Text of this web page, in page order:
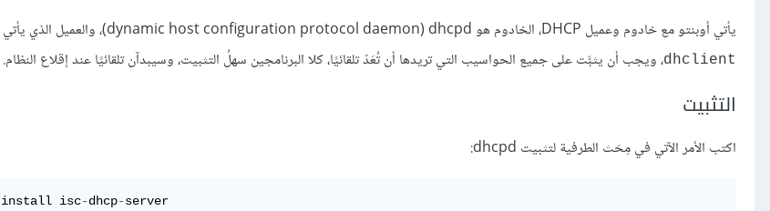
يأتي أوبنتو مع خادوم وعميل DHCP، الخادوم هو dhcpd‏ (dynamic host configuration protocol daemon)، والعميل الذي يأتي مع أوبنتو هو
dhclient، ويجب أن يثبَّت على جميع الحواسيب التي تريدها أن تُعَدّ تلقائيًا، كلا البرنامجين سهلُ التثبيت، وسيبدآن تلقائيًا عند إقلاع النظام.
التثبيت
اكتب الأمر الآتي في مِحَث الطرفية لتثبيت dhcpd:
install isc-dhcp-server